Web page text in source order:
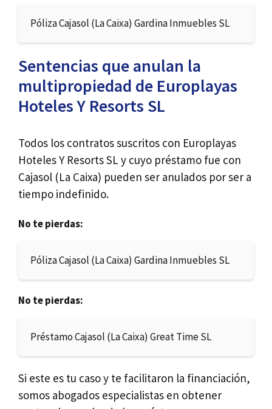
Póliza Cajasol (La Caixa) Gardina Inmuebles SL
Sentencias que anulan la
multipropiedad de Europlayas
Hoteles Y Resorts SL
Todos los contratos suscritos con Europlayas
Hoteles Y Resorts SL y cuyo préstamo fue con
Cajasol (La Caixa) pueden ser anulados por ser a
tiempo indefinido.
No te pierdas:
Póliza Cajasol (La Caixa) Gardina Inmuebles SL
No te pierdas:
Préstamo Cajasol (La Caixa) Great Time SL
Si este es tu caso y te facilitaron la financiación,
somos abogados especialistas en obtener